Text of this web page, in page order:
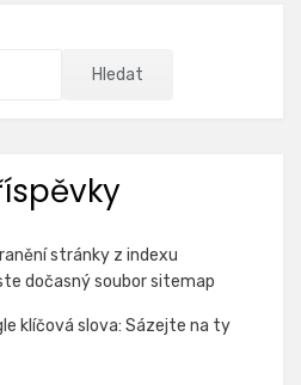
Hledat
stránky z indexu
dočasný soubor sitemap
klíčová slova: Sázejte na ty